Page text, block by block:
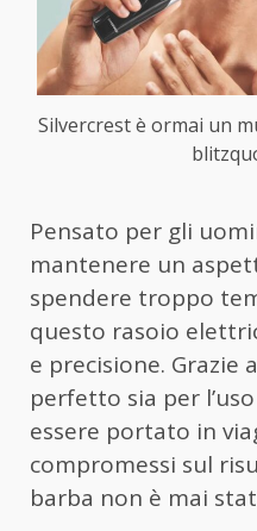
Silvercrest è ormai un
Pensato per gli
mantenere un
spendere troppo
questo rasoio
e precisione. Grazie
perfetto sia per
essere portato in
compromessi sul
barba non è mai